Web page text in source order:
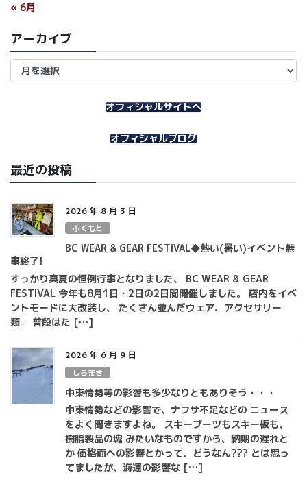
« 6月
アーカイブ
ア
オフィシャルサイトへ
オフィシャルブログ
最近の投稿
2026 年 8 月 3 日
ふくもと
BC WEAR & GEAR FESTIVAL◆熱い(暑い)イベント無
事終了!
すっかり真夏の恒例行事となりました、 BC WEAR & GEAR
FESTIVAL 今年も8月1日・2日の2日間開催しました。 店内をイベ
ントモードに大改装し、 たくさん並んだウェア、アクセサリー
類。 普段はた […]
2026 年 6 月 9 日
しらまさ
中東情勢等の影響も多少なりともありそう・・・
中東情勢などの影響で、ナフサ不足などの ニュース
をよく聞きますよね。 スキーブーツもスキー板も、
樹脂製品の塊 みたいなものですから、納期の遅れと
か 価格面への影響とかって、どうなん??? とは思っ
てましたが、海運の影響な […]